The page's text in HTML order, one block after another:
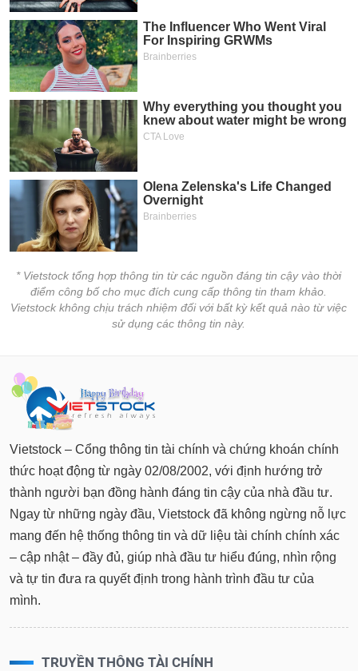
* Vietstock tổng hợp thông tin từ các nguồn đáng tin cậy vào thời
điểm công bố cho mục đích cung cấp thông tin tham khảo.
Vietstock không chịu trách nhiệm đối với bất kỳ kết quả nào từ việc
sử dụng các thông tin này.
Vietstock – Cổng thông tin tài chính và chứng khoán chính
thức hoạt động từ ngày 02/08/2002, với định hướng trở
thành người bạn đồng hành đáng tin cậy của nhà đầu tư.
Ngay từ những ngày đầu, Vietstock đã không ngừng nỗ lực
mang đến hệ thống thông tin và dữ liệu tài chính chính xác
– cập nhật – đầy đủ, giúp nhà đầu tư hiểu đúng, nhìn rộng
và tự tin đưa ra quyết định trong hành trình đầu tư của
mình.
TRUYỀN THÔNG TÀI CHÍNH
Công
cụ
đầu
tư
Truyền
tài
chính
chính